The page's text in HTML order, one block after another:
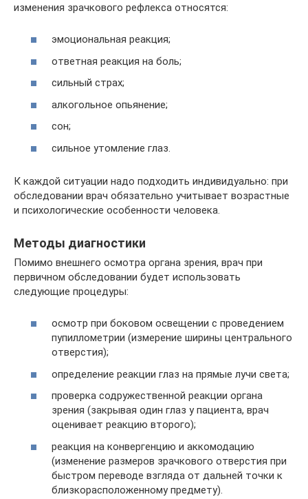
изменения зрачкового рефлекса относятся:
эмоциональная реакция;
ответная реакция на боль;
сильный страх;
алкогольное опьянение;
сон;
сильное утомление глаз.
К каждой ситуации надо подходить индивидуально: при
обследовании врач обязательно учитывает возрастные
и психологические особенности человека.
Методы диагностики
Помимо внешнего осмотра органа зрения, врач при
первичном обследовании будет использовать
следующие процедуры:
осмотр при боковом освещении с проведением
пупиллометрии (измерение ширины центрального
отверстия);
определение реакции глаз на прямые лучи света;
проверка содружественной реакции органа
зрения (закрывая один глаз у пациента, врач
оценивает реакцию второго);
реакция на конвергенцию и аккомодацию
(изменение размеров зрачкового отверстия при
быстром переводе взгляда от дальней точки к
близкорасположенному предмету).